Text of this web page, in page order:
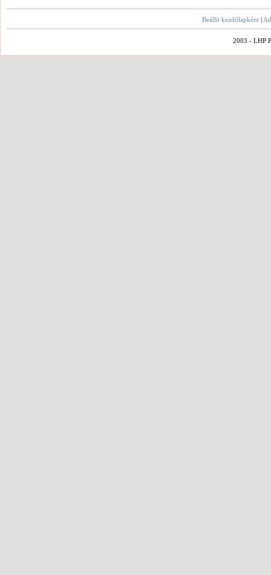
Beállít kezdőlapként |
2003 - LHP